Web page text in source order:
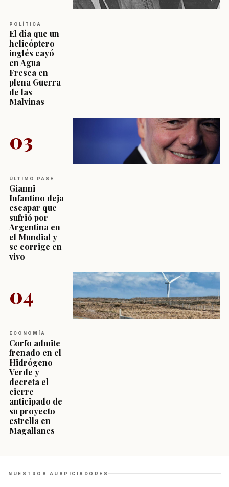
POLÍTICA
El día que un
helicóptero
inglés cayó
en Agua
Fresca en
plena Guerra
de las
Malvinas
03
ÚLTIMO PASE
Gianni
Infantino deja
escapar que
sufrió por
Argentina en
el Mundial y
se corrige en
vivo
04
ECONOMÍA
Corfo admite
frenado en el
Hidrógeno
Verde y
decreta el
cierre
anticipado de
su proyecto
estrella en
Magallanes
NUESTROS AUSPICIADORES